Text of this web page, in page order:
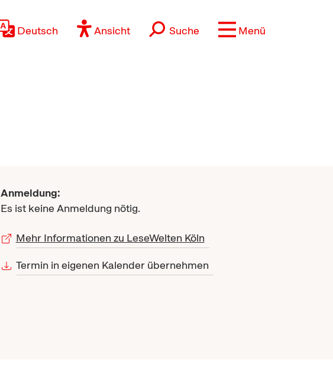
Deutsch
Ansicht Suche Menü
Anmeldung:
Es ist keine Anmeldung nötig.
Mehr Informationen zu LeseWelten Köln
Termin in eigenen Kalender übernehmen